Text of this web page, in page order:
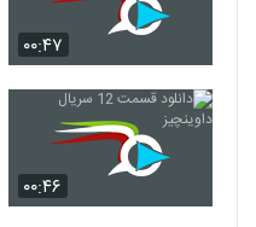
۰۰:۴۷
۰۰:۴۶